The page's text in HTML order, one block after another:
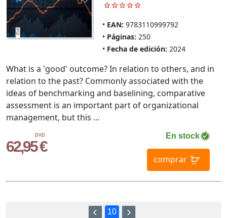
EAN: 9783110999792
Páginas: 250
Fecha de edición: 2024
pvp.
62,95 €
En stock
comprar
What is a 'good' outcome? In relation to others, and in
relation to the past? Commonly associated with the
ideas of benchmarking and baselining, comparative
assessment is an important part of organizational
management, but this ...
10